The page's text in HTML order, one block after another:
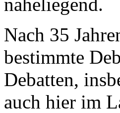
Nach 35
bestimmte
Debatten,
auch hier im